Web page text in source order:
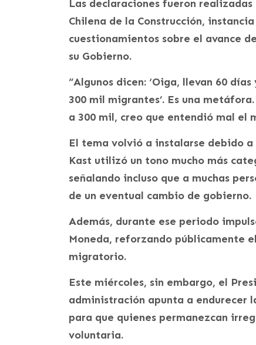
Las declaraciones fueron
Chilena de la Construcción,
cuestionamientos sobre el avance
su Gobierno.
“Algunos dicen: ‘Oiga, llevan 60
300 mil migrantes’. Es una
a 300 mil, creo que entendió mal el
El tema volvió a instalarse debido
Kast utilizó un tono mucho más
señalando incluso que a muchas
de un eventual cambio de gobierno.
Además, durante ese periodo
Moneda, reforzando públicamente
migratorio.
Este miércoles, sin embargo, el
administración apunta a endurecer
para que quienes permanezcan
voluntaria.